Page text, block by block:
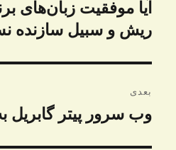
نوشته
قبلی:
آیا موفقیت زبان‌های
ریش و سبیل سازنده
بعدی
نوشته
وب سرور پیتر